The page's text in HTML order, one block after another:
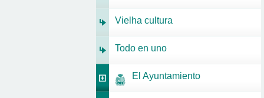
Vielha cultura
Todo en uno
El Ayuntamiento